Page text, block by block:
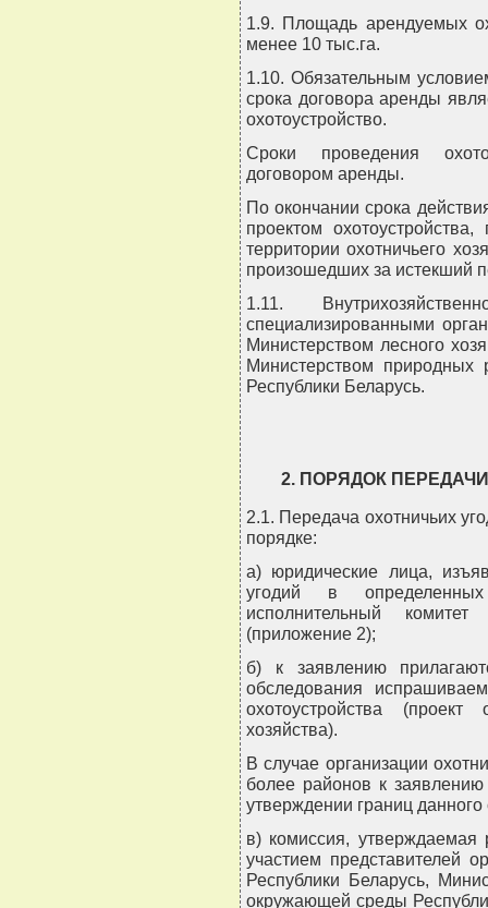
1.9. Площадь арендуемых
менее 10 тыс.га.
1.10. Обязательным
срока договора аренды
охотоустройство.
Сроки проведения
договором аренды.
По окончании срока
проектом
территории охотничьего
произошедших за истекший
1.11.
специализированными
Министерством лесного
Министерством
Республики Беларусь.
2. ПОРЯДОК
2.1. Передача охотничьих
порядке:
а) юридические лица,
угодий в
исполнительный
(приложение 2);
б) к заявлению
обследования
охотоустройства
хозяйства).
В случае организации
более районов к
утверждении границ данного
в) комиссия,
участием представителей
Республики Беларусь,
окружающей среды